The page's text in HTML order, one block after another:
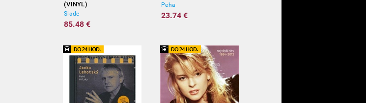
(VINYL)
Slade
85.48 €
Peha
23.74 €